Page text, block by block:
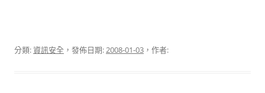
分類:資訊安全 ，發佈日期: 2008-01-03 ，作者: